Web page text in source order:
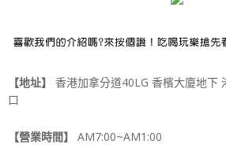
【地址】 香港加拿分道40LG 香檳大廈地下
口
【營業時間】 AM7:00~AM1:00